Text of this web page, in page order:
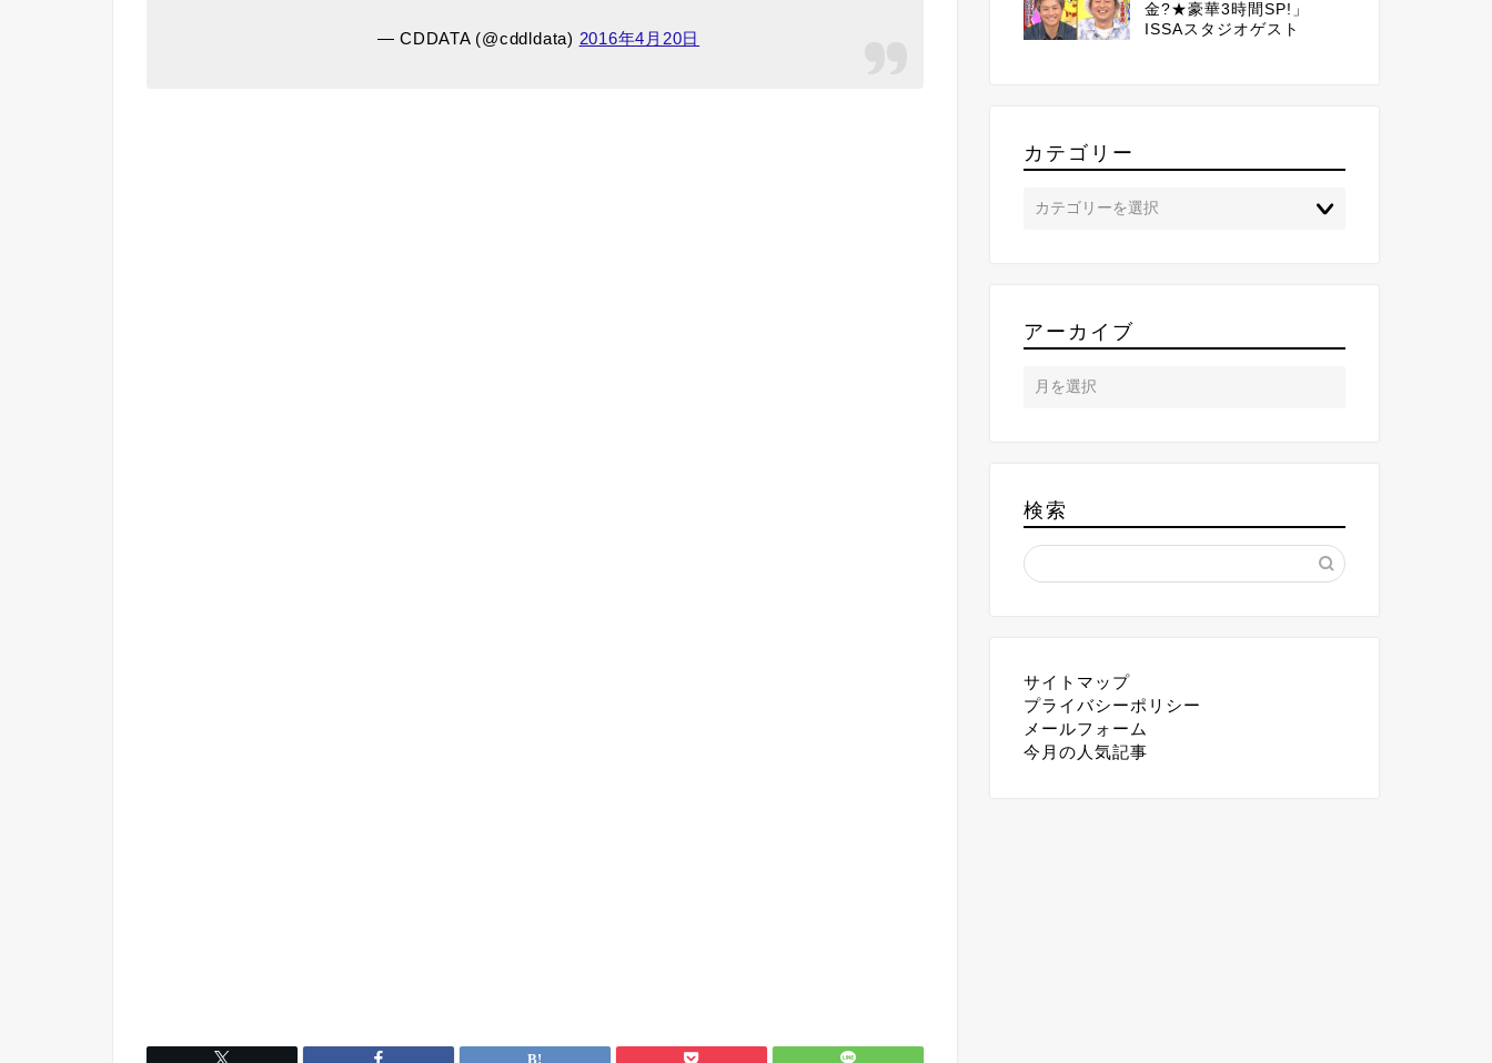
— CDDATA (@cddldata) 2016年4月20日
金?★豪華3時間SP!」
ISSAスタジオゲスト
カテゴリー
アーカイブ
検索
サイトマップ
プライバシーポリシー
メールフォーム
今月の人気記事